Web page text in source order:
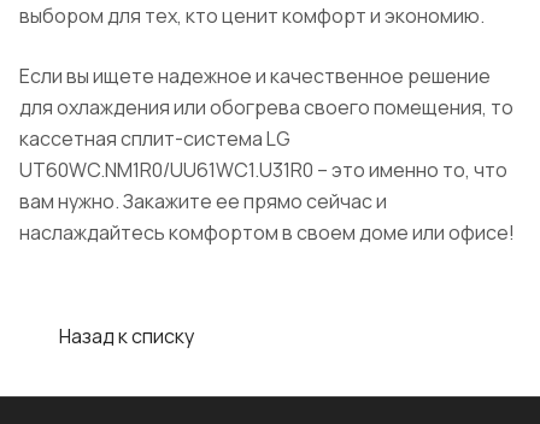
выбором для тех, кто ценит комфорт и экономию.
Если вы ищете надежное и качественное решение
для охлаждения или обогрева своего помещения, то
кассетная сплит-система LG
UT60WC.NM1R0/UU61WC1.U31R0 – это именно то, что
вам нужно. Закажите ее прямо сейчас и
наслаждайтесь комфортом в своем доме или офисе!
Назад к списку